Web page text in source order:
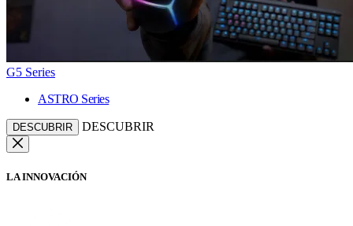
G5 Series
ASTRO Series
DESCUBRIR DESCUBRIR
LA INNOVACIÓN